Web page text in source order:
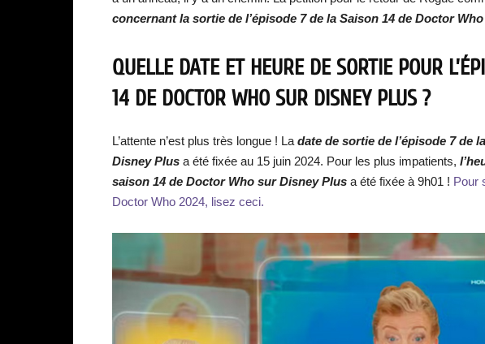
concernant la sortie de l’épisode 7 de la Saison 14 de Doctor
QUELLE DATE ET HEURE DE SORTIE POUR
14 DE DOCTOR WHO SUR DISNEY PLUS ?
L’attente n’est plus très longue ! La date de sortie de l’épisode 7 de
Disney Plus a été fixée au 15 juin 2024. Pour les plus impatients,
saison 14 de Doctor Who sur Disney Plus a été fixée à 9h01 ! Pour
Doctor Who 2024, lisez ceci.